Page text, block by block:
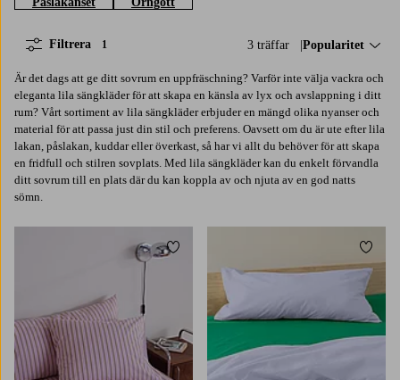
3 träffar Sortera på:
Popularitet
Filtrera 1
Är det dags att ge ditt sovrum en uppfräschning? Varför inte välja vackra och
eleganta lila sängkläder för att skapa en känsla av lyx och avslappning i ditt
rum? Vårt sortiment av lila sängkläder erbjuder en mängd olika nyanser och
material för att passa just din stil och preferens. Oavsett om du är ute efter lila
lakan, påslakan, kuddar eller överkast, så har vi allt du behöver för att skapa
en fridfull och stilren sovplats. Med lila sängkläder kan du enkelt förvandla
ditt sovrum till en plats där du kan koppla av och njuta av en god natts
sömn.
Lägg till i favoriter Lägg